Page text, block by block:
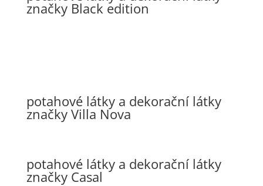
značky Black edition
potahové látky a dekorační látky
značky Villa Nova
potahové látky a dekorační látky
značky Casal